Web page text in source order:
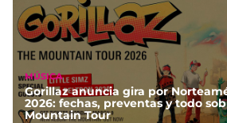
MÚSICA
Gorillaz anuncia gira por
2026: fechas, preventas y todo
Mountain Tour